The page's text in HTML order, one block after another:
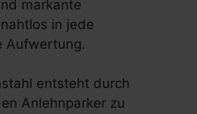
markante
in jede
Aufwertung.
entsteht durch
Anlehnparker zu